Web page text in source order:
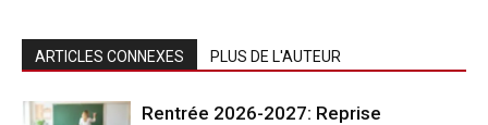
ARTICLES CONNEXES PLUS DE L'AUTEUR
Rentrée 2026-2027: Reprise